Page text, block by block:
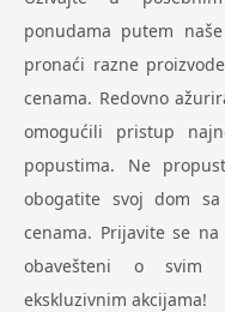
ponudama putem
pronaći razne
cenama. Redovno
omogućili pristup
popustima. Ne
obogatite svoj dom
cenama. Prijavite se
obavešteni o svim
ekskluzivnim akcijama!